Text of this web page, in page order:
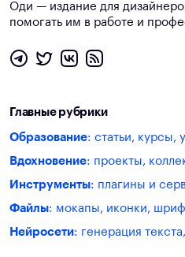
Оди — издание для
помогать им в работе и
Главные рубрики
Образование: статьи, курсы,
Вдохновение: проекты,
Инструменты: плагины и
Файлы: мокапы, иконки,
Нейросети: генерация